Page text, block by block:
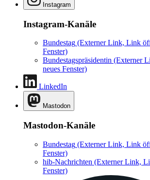
Instagram
Instagram-Kanäle
Bundestag (Externer Link, Link
Fenster)
Bundestagspräsidentin (Externer
neues Fenster)
LinkedIn
Mastodon
Mastodon-Kanäle
Bundestag (Externer Link, Link
Fenster)
hib-Nachrichten (Externer Link,
Fenster)